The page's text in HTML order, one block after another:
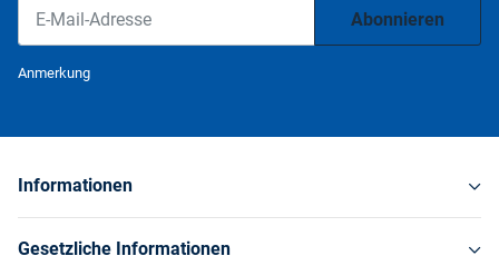
Abonnieren
Anmerkung
Informationen
Gesetzliche Informationen